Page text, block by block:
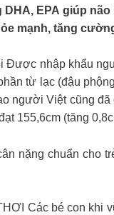
EPA giúp
mạnh, tăng
nhập khẩu
từ lạc (đậu
người Việt cũng
155,6cm (tăng
nặng chuẩn cho
Các bé con khi